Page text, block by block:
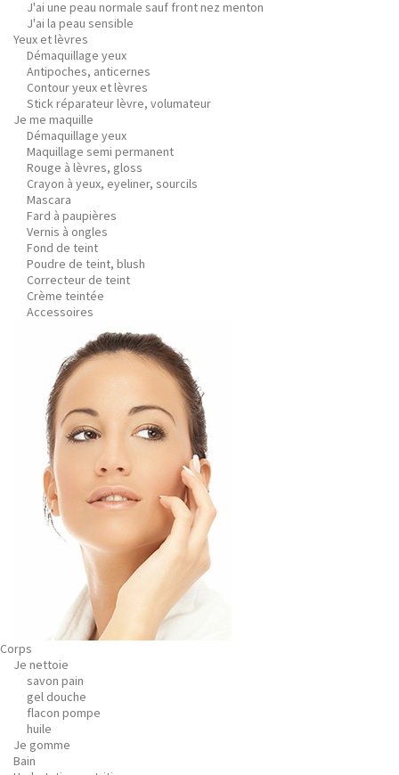
J'ai une peau normale sauf front nez menton
J'ai la peau sensible
Yeux et lèvres
Démaquillage yeux
Antipoches, anticernes
Contour yeux et lèvres
Stick réparateur lèvre, volumateur
Je me maquille
Démaquillage yeux
Maquillage semi permanent
Rouge à lèvres, gloss
Crayon à yeux, eyeliner, sourcils
Mascara
Fard à paupières
Vernis à ongles
Fond de teint
Poudre de teint, blush
Correcteur de teint
Crème teintée
Accessoires
Corps
Je nettoie
savon pain
gel douche
flacon pompe
huile
Je gomme
Bain